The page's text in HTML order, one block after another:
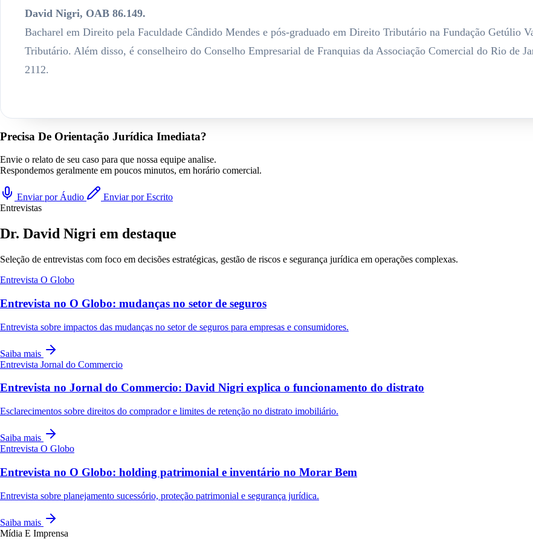
David Nigri, OAB 86.149.
Bacharel em Direito pela Faculdade Cândido Mendes e pós-graduado em Direito Tributário na Fundação Getúlio
Tributário. Além disso, é conselheiro do Conselho Empresarial de Franquias da Associação Comercial do Rio de
2112.
Precisa De Orientação Jurídica Imediata?
Envie o relato de seu caso para que nossa equipe analise.
Respondemos geralmente em poucos minutos, em horário comercial.
Enviar por Áudio
Enviar por Escrito
Entrevistas
Dr. David Nigri em destaque
Seleção de entrevistas com foco em decisões estratégicas, gestão de riscos e segurança jurídica em operações complexas.
Entrevista O Globo
Entrevista no O Globo: mudanças no setor de seguros
Entrevista sobre impactos das mudanças no setor de seguros para empresas e consumidores.
Saiba mais
Entrevista Jornal do Commercio
Entrevista no Jornal do Commercio: David Nigri explica o funcionamento do distrato
Esclarecimentos sobre direitos do comprador e limites de retenção no distrato imobiliário.
Saiba mais
Entrevista O Globo
Entrevista no O Globo: holding patrimonial e inventário no Morar Bem
Entrevista sobre planejamento sucessório, proteção patrimonial e segurança jurídica.
Saiba mais
Mídia E Imprensa